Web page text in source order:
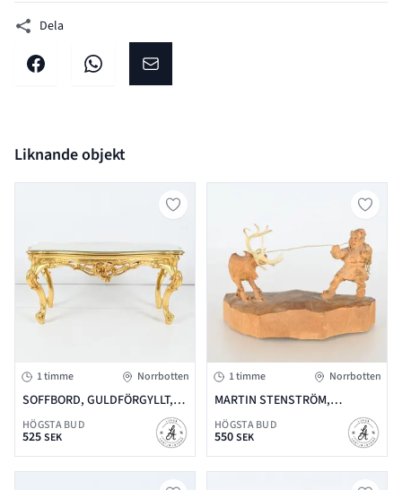
Dela
Dela på facebookDela på WhatsAppDela på E-post
Liknande objekt
1 timme Norrbotten
SOFFBORD, GULDFÖRGYLLT,
ROKOKO STIL, 1900 TALETS
SLUT
HÖGSTA BUD
525SEK
1 timme Norrbotten
MARTIN STENSTRÖM,
TRÄSKULPTUR, SAME MED
REN, SIGNERAD MS
HÖGSTA BUD
550SEK